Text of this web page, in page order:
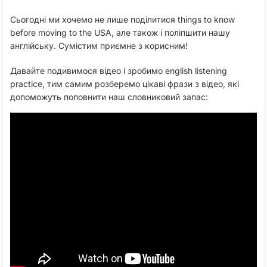
Сьогодні ми хочемо не лише поділитися things to know
before moving to the USA, але також і поліпшити нашу
англійську. Сумістим приємне з корисним!
Давайте подивимося відео і зробимо english listening
practice, тим самим розберемо цікаві фрази з відео, які
допоможуть поповнити наш словниковий запас: